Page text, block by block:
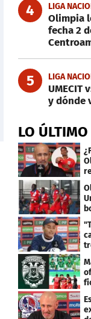
4 LIGA
Olimpia
fecha 2
5 LIGA
UMECIT
y dónde
LO ÚLTIMO